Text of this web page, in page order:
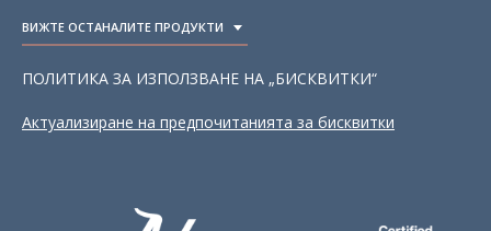
ВИЖТЕ ОСТАНАЛИТЕ ПРОДУКТИ
ПОЛИТИКА ЗА ИЗПОЛЗВАНЕ НА „БИСКВИТКИ“
Актуализиране на предпочитанията за бисквитки